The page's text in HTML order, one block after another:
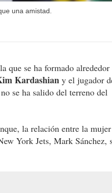
una amistad.
que se ha formado alrededor
Kardashian y el jugador
se ha salido del terreno del
la relación entre la mujer
York Jets, Mark Sánchez,